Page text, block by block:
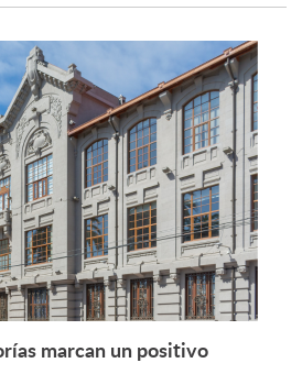
Leer más +
marcan un positivo